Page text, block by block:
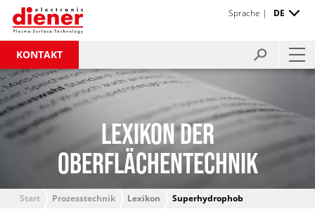
KONTAKT
Sprache | DE
LEXIKON DER
OBERFLÄCHENTECHNIK
Start Prozesstechnik Lexikon Superhydrophob